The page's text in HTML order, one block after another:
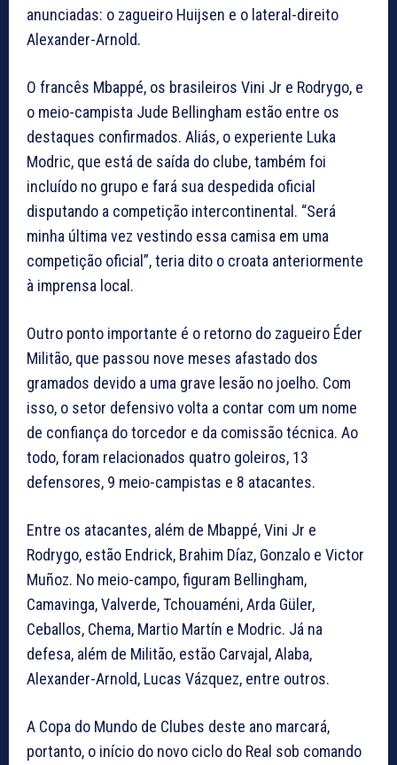
anunciadas: o zagueiro Huijsen e o lateral-direito
Alexander-Arnold.
O francês Mbappé, os brasileiros Vini Jr e Rodrygo, e
o meio-campista Jude Bellingham estão entre os
destaques confirmados. Aliás, o experiente Luka
Modric, que está de saída do clube, também foi
incluído no grupo e fará sua despedida oficial
disputando a competição intercontinental. “Será
minha última vez vestindo essa camisa em uma
competição oficial”, teria dito o croata anteriormente
à imprensa local.
Outro ponto importante é o retorno do zagueiro Éder
Militão, que passou nove meses afastado dos
gramados devido a uma grave lesão no joelho. Com
isso, o setor defensivo volta a contar com um nome
de confiança do torcedor e da comissão técnica. Ao
todo, foram relacionados quatro goleiros, 13
defensores, 9 meio-campistas e 8 atacantes.
Entre os atacantes, além de Mbappé, Vini Jr e
Rodrygo, estão Endrick, Brahim Díaz, Gonzalo e Victor
Muñoz. No meio-campo, figuram Bellingham,
Camavinga, Valverde, Tchouaméni, Arda Güler,
Ceballos, Chema, Martio Martín e Modric. Já na
defesa, além de Militão, estão Carvajal, Alaba,
Alexander-Arnold, Lucas Vázquez, entre outros.
A Copa do Mundo de Clubes deste ano marcará,
portanto, o início do novo ciclo do Real sob comando